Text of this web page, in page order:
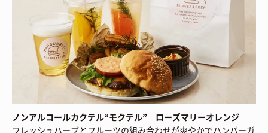
ノンアルコールカクテル“モクテル” ローズマリーオレンジ
フレッシュハーブとフルーツの組み合わせが爽やかでハンバーガ